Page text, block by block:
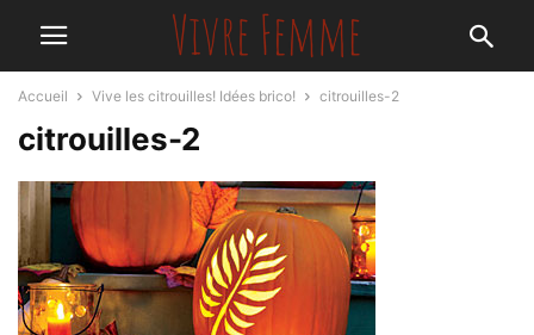
Accueil Vive les citrouilles! Idées brico! citrouilles-2
citrouilles-2